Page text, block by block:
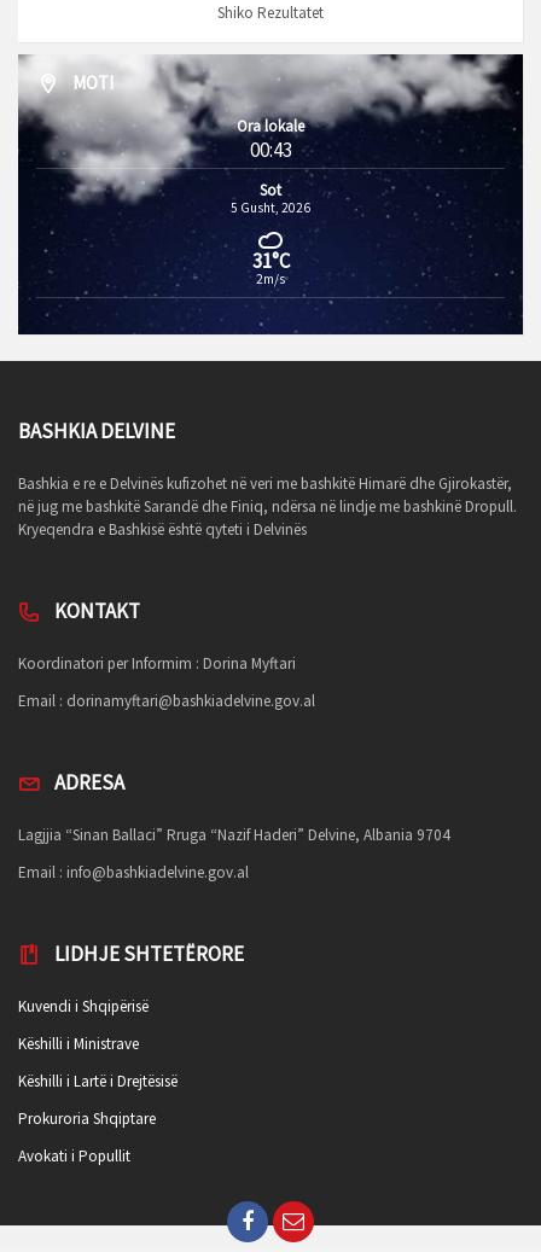
Shiko Rezultatet
MOTI
Ora lokale
00:43
Sot
5 Gusht, 2026
31°C
2m/s
BASHKIA DELVINE
Bashkia e re e Delvinës kufizohet në veri me bashkitë Himarë dhe Gjirokastër,
në jug me bashkitë Sarandë dhe Finiq, ndërsa në lindje me bashkinë Dropull.
Kryeqendra e Bashkisë është qyteti i Delvinës
KONTAKT
Koordinatori per Informim : Dorina Myftari
Email : dorinamyftari@bashkiadelvine.gov.al
ADRESA
Lagjjia “Sinan Ballaci” Rruga “Nazif Haderi” Delvine, Albania 9704
Email : info@bashkiadelvine.gov.al
LIDHJE SHTETËRORE
Kuvendi i Shqipërisë
Këshilli i Ministrave
Këshilli i Lartë i Drejtësisë
Prokuroria Shqiptare
Avokati i Popullit